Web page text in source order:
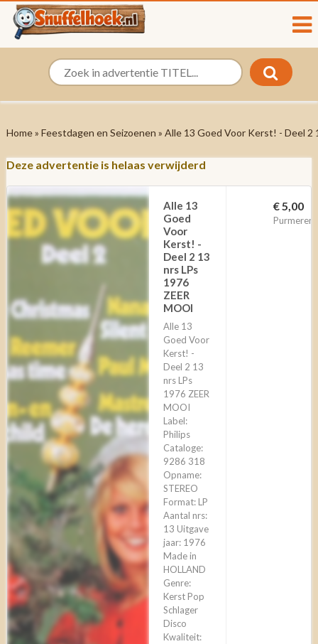
Home» Feestdagen en Seizoenen » Alle 13 Goed Voor Kerst! - Deel 2
Deze advertentie is helaas verwijderd
Alle 13
Goed
Voor
Kerst! -
Deel 2 13
nrs LPs
1976
ZEER
MOOI
Alle 13
Goed Voor
Kerst! -
Deel 2 13
nrs LPs
1976 ZEER
MOOI
Label:
Philips
Cataloge:
9286 318
Opname:
STEREO
Format: LP
Aantal nrs:
13 Uitgave
jaar: 1976
Made in
HOLLAND
Genre:
Kerst Pop
Schlager
Disco
Kwaliteit:
€ 5,00